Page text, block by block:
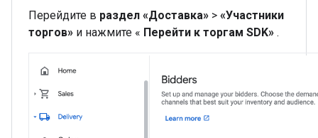
Перейдите в раздел «Доставка» > «Участники
торгов» и нажмите « Перейти к торгам SDK» .